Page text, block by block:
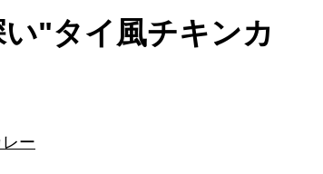
"タイ風チキンカ
ー